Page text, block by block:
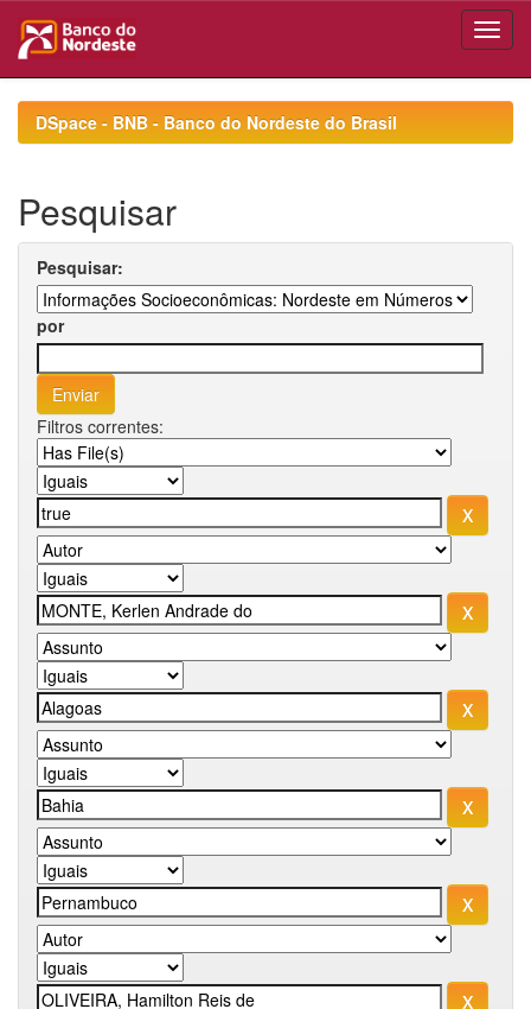
navigationDSpace - BNB - Banco do Nordeste do Brasil
Pesquisar
Pesquisar:
por
Filtros correntes: